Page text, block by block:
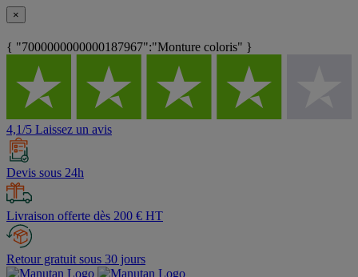
×
{ "7000000000000187967":"Monture coloris" }
4,1/5 Laissez un avis
Devis sous 24h
Livraison offerte dès 200 € HT
Retour gratuit sous 30 jours